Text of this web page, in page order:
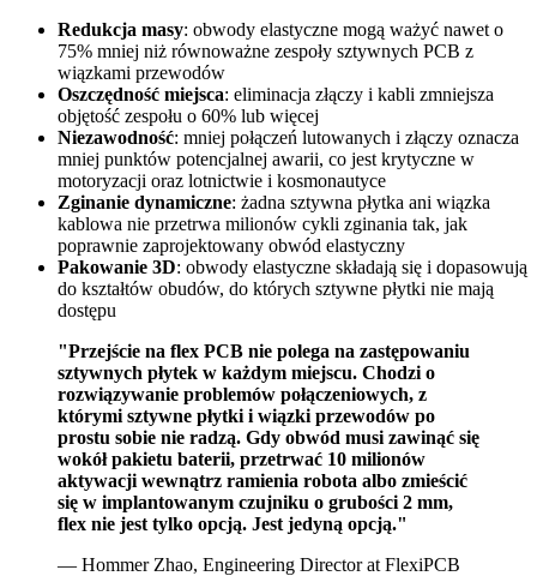
Redukcja masy: obwody elastyczne mogą ważyć nawet o
75% mniej niż równoważne zespoły sztywnych PCB z
wiązkami przewodów
Oszczędność miejsca: eliminacja złączy i kabli zmniejsza
objętość zespołu o 60% lub więcej
Niezawodność: mniej połączeń lutowanych i złączy oznacza
mniej punktów potencjalnej awarii, co jest krytyczne w
motoryzacji oraz lotnictwie i kosmonautyce
Zginanie dynamiczne: żadna sztywna płytka ani wiązka
kablowa nie przetrwa milionów cykli zginania tak, jak
poprawnie zaprojektowany obwód elastyczny
Pakowanie 3D: obwody elastyczne składają się i dopasowują
do kształtów obudów, do których sztywne płytki nie mają
dostępu
"Przejście na flex PCB nie polega na zastępowaniu
sztywnych płytek w każdym miejscu. Chodzi o
rozwiązywanie problemów połączeniowych, z
którymi sztywne płytki i wiązki przewodów po
prostu sobie nie radzą. Gdy obwód musi zawinąć się
wokół pakietu baterii, przetrwać 10 milionów
aktywacji wewnątrz ramienia robota albo zmieścić
się w implantowanym czujniku o grubości 2 mm,
flex nie jest tylko opcją. Jest jedyną opcją."
— Hommer Zhao, Engineering Director at FlexiPCB